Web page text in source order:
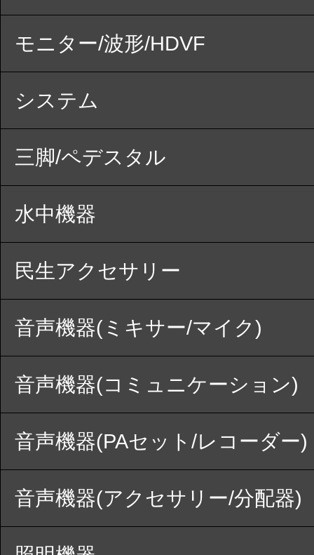
モニター/波形/HDVF
システム
三脚/ペデスタル
水中機器
民生アクセサリー
音声機器(ミキサー/マイク)
音声機器(コミュニケーション)
音声機器(PAセット/レコーダー)
音声機器(アクセサリー/分配器)